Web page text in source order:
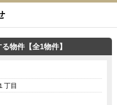
物件【全1物件】
丁目